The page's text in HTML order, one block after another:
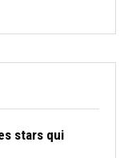
stars qui